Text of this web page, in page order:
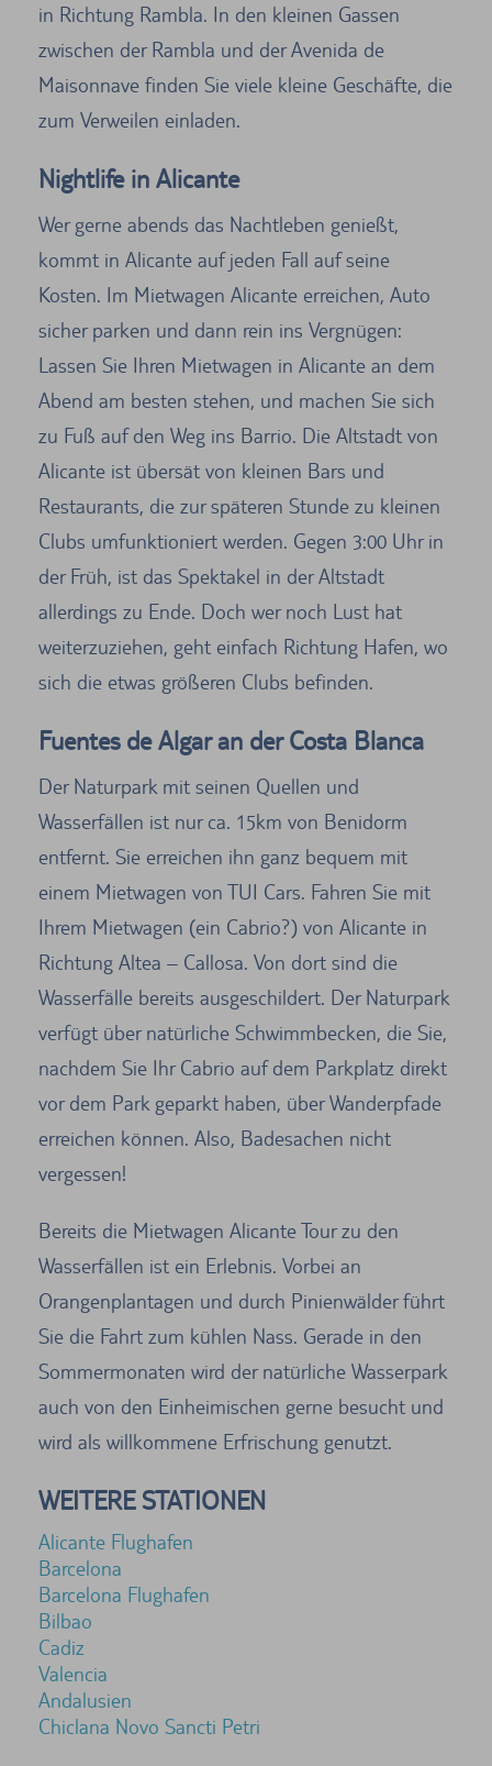
in Richtung Rambla. In den kleinen Gassen
zwischen der Rambla und der Avenida de
Maisonnave finden Sie viele kleine Geschäfte, die
zum Verweilen einladen.
Nightlife in Alicante
Wer gerne abends das Nachtleben genießt,
kommt in Alicante auf jeden Fall auf seine
Kosten. Im Mietwagen Alicante erreichen, Auto
sicher parken und dann rein ins Vergnügen:
Lassen Sie Ihren Mietwagen in Alicante an dem
Abend am besten stehen, und machen Sie sich
zu Fuß auf den Weg ins Barrio. Die Altstadt von
Alicante ist übersät von kleinen Bars und
Restaurants, die zur späteren Stunde zu kleinen
Clubs umfunktioniert werden. Gegen 3:00 Uhr in
der Früh, ist das Spektakel in der Altstadt
allerdings zu Ende. Doch wer noch Lust hat
weiterzuziehen, geht einfach Richtung Hafen, wo
sich die etwas größeren Clubs befinden.
Fuentes de Algar an der Costa Blanca
Der Naturpark mit seinen Quellen und
Wasserfällen ist nur ca. 15km von Benidorm
entfernt. Sie erreichen ihn ganz bequem mit
einem Mietwagen von TUI Cars. Fahren Sie mit
Ihrem Mietwagen (ein Cabrio?) von Alicante in
Richtung Altea – Callosa. Von dort sind die
Wasserfälle bereits ausgeschildert. Der Naturpark
verfügt über natürliche Schwimmbecken, die Sie,
nachdem Sie Ihr Cabrio auf dem Parkplatz direkt
vor dem Park geparkt haben, über Wanderpfade
erreichen können. Also, Badesachen nicht
vergessen!
Bereits die Mietwagen Alicante Tour zu den
Wasserfällen ist ein Erlebnis. Vorbei an
Orangenplantagen und durch Pinienwälder führt
Sie die Fahrt zum kühlen Nass. Gerade in den
Sommermonaten wird der natürliche Wasserpark
auch von den Einheimischen gerne besucht und
wird als willkommene Erfrischung genutzt.
WEITERE STATIONEN
Alicante Flughafen
Barcelona
Barcelona Flughafen
Bilbao
Cadiz
Valencia
Andalusien
Chiclana Novo Sancti Petri